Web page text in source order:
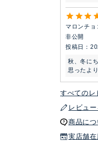
マロンチョ
非公開
投稿日
秋、冬に
思ったよ
すべてのレ
レビュー
商品に
実店舗